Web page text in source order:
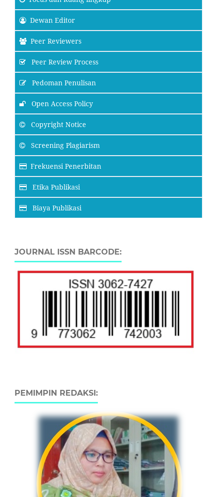
Dewan Editor
Peer Reviewers
Peer Review Process
Pedoman Penulisan
Open Access Policy
Copyright Notice
Screening Plagiarism
Frekuensi Penerbitan
Etika Publikasi
Biaya Publikasi
JOURNAL ISSN BARCODE:
PEMIMPIN REDAKSI: